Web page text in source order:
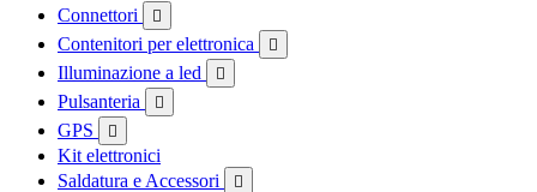
Connettori

Contenitori per elettronica 
Illuminazione a led 
Pulsanteria 
GPS 
Kit elettronici
Saldatura e Accessori
